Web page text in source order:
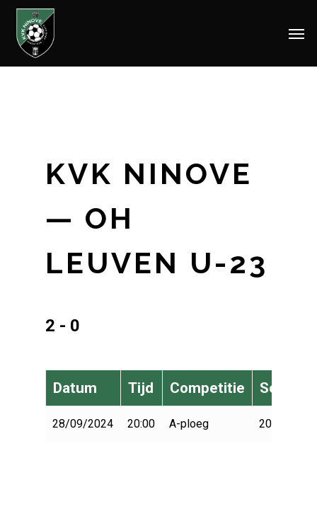
Skip
KVK NINOVE
— OH
LEUVEN U-23
2 - 0
Datum Tijd Competitie Seizoen
28/09/2024 20:00 A-ploeg 2024-2025